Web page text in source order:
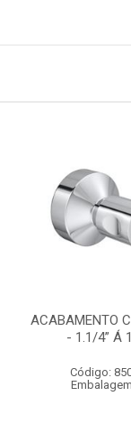
ACABAMENTO
- 1.1/4” Á
Código: